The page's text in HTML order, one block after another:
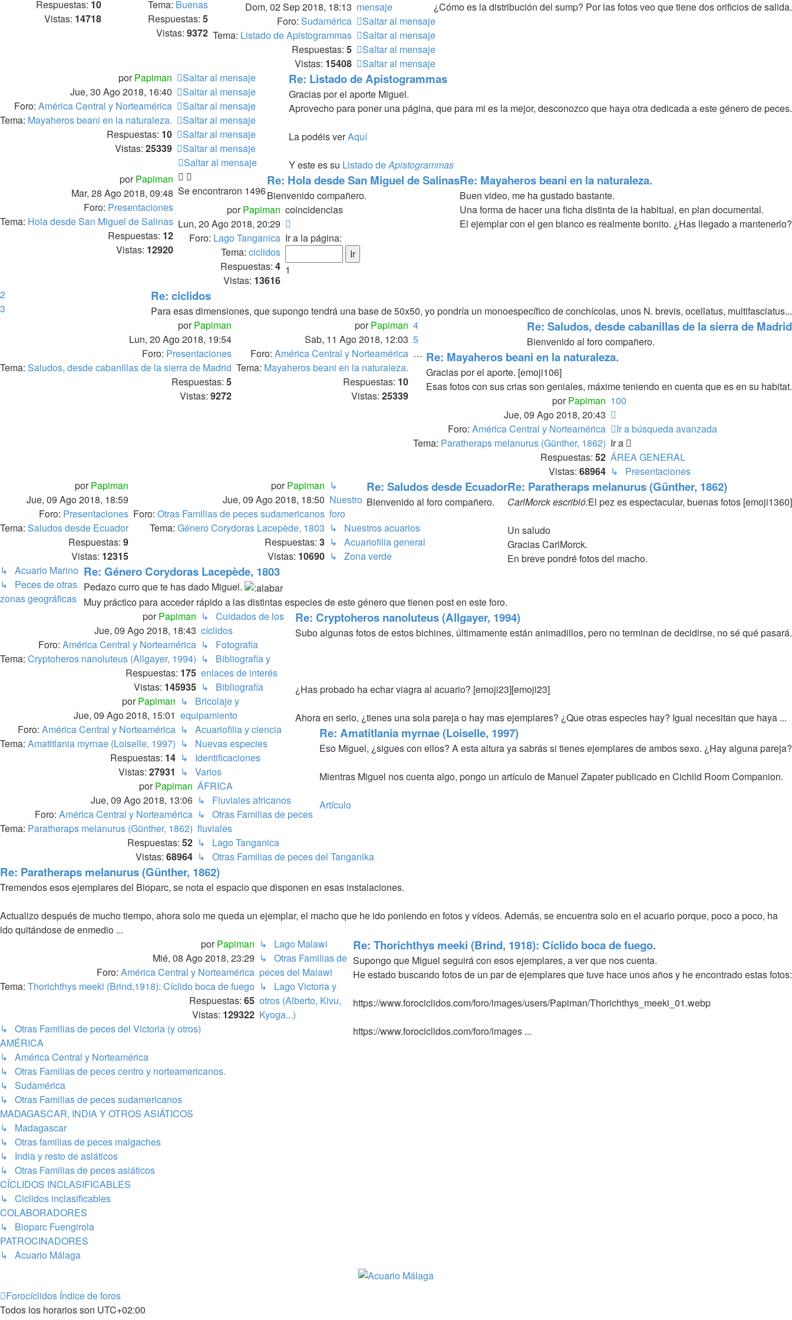
Respuestas: 10
Vistas: 14718
¿Cómo es la distribución del sump? Por las fotos veo que tiene dos orificios de salida.
Tema: Buenas
Respuestas: 5
Vistas: 9372
Dom, 02 Sep 2018, 18:13
Foro: Sudamérica
Tema: Listado de Apistogrammas
Respuestas: 5
Vistas: 15408
Re: Listado de Apistogrammas
Gracias por el aporte Miguel.
Aprovecho para poner una página, que para mi es la mejor, desconozco que haya otra dedicada a este género de peces.
La podéis verAquí
Y este es su Listado deApistogrammas
porPapiman
Jue, 30 Ago 2018, 16:40
Foro: América Central y Norteamérica
Tema: Mayaheros beani en la naturaleza.
Respuestas: 10
Vistas: 25339
Re: Mayaheros beani en la naturaleza.
Buen video, me ha gustado bastante.
Una forma de hacer una ficha distinta de la habitual, en plan documental.
El ejemplar con el gen blanco es realmente bonito. ¿Has llegado a mantenerlo?
mensaje
porPapiman
Mar, 28 Ago 2018, 09:48
Foro: Presentaciones
Tema: Hola desde San Miguel de Salinas
Respuestas: 12
Vistas: 12920
Re: Hola desde San Miguel de Salinas
Bienvenido compañero.
Saltar al mensaje
porPapiman
Lun, 20 Ago 2018, 20:29
Foro: Lago Tanganica
Tema: ciclidos
Respuestas: 4
Vistas: 13616
Re: ciclidos
Para esas dimensiones, que supongo tendrá una base de 50x50, yo pondría un monoespecífico de conchícolas, unos N. brevis, ocellatus, multifasciatus...
Saltar al mensaje
porPapiman
Lun, 20 Ago 2018, 19:54
Foro: Presentaciones
Tema: Saludos, desde cabanillas de la sierra de Madrid
Respuestas: 5
Vistas: 9272
Re: Saludos, desde cabanillas de la sierra de Madrid
Bienvenido al foro compañero.
Saltar al mensaje
porPapiman
Sab, 11 Ago 2018, 12:03
Foro: América Central y Norteamérica
Tema: Mayaheros beani en la naturaleza.
Respuestas: 10
Vistas: 25339
Re: Mayaheros beani en la naturaleza.
Gracias por el aporte. [emoji106]
Esas fotos con sus crias son geniales, máxime teniendo en cuenta que es en su habitat.
Saltar al mensaje
porPapiman
Jue, 09 Ago 2018, 20:43
Foro: América Central y Norteamérica
Tema: Paratheraps melanurus (Günther, 1862)
Respuestas: 52
Vistas: 68964
Re: Paratheraps melanurus (Günther, 1862)
CarlMorck escribió:El pez es espectacular, buenas fotos [emoji1360]
Un saludo
Gracias CarlMorck.
En breve pondré fotos del macho.
Saltar al mensaje
porPapiman
Jue, 09 Ago 2018, 18:59
Foro: Presentaciones
Tema: Saludos desde Ecuador
Respuestas: 9
Vistas: 12315
Re: Saludos desde Ecuador
Bienvenido al foro compañero.
Saltar al mensaje
porPapiman
Jue, 09 Ago 2018, 18:50
Foro: Otras Familias de peces sudamericanos
Tema: Género Corydoras Lacepède, 1803
Respuestas: 3
Vistas: 10690
Re: Género Corydoras Lacepède, 1803
Pedazo curro que te has dado Miguel.
Muy práctico para acceder rápido a las distintas especies de este género que tienen post en este foro.
Saltar al mensaje
porPapiman
Jue, 09 Ago 2018, 18:43
Foro: América Central y Norteamérica
Tema: Cryptoheros nanoluteus (Allgayer, 1994)
Respuestas: 175
Vistas: 145935
Re: Cryptoheros nanoluteus (Allgayer, 1994)
Subo algunas fotos de estos bichines, últimamente están animadillos, pero no terminan de decidirse, no sé qué pasará.
¿Has probado ha echar viagra al acuario? [emoji23][emoji23]
Ahora en serio, ¿tienes una sola pareja o hay mas ejemplares? ¿Que otras especies hay? Igual necesitan que haya ...
Saltar al mensaje
porPapiman
Jue, 09 Ago 2018, 15:01
Foro: América Central y Norteamérica
Tema: Amatitlania myrnae (Loiselle, 1997)
Respuestas: 14
Vistas: 27931
Re: Amatitlania myrnae (Loiselle, 1997)
Eso Miguel, ¿sigues con ellos? A esta altura ya sabrás si tienes ejemplares de ambos sexo. ¿Hay alguna pareja?
Mientras Miguel nos cuenta algo, pongo un artículo de Manuel Zapater publicado en Cichlid Room Companion.
Artículo
Saltar al mensaje
porPapiman
Jue, 09 Ago 2018, 13:06
Foro: América Central y Norteamérica
Tema: Paratheraps melanurus (Günther, 1862)
Respuestas: 52
Vistas: 68964
Re: Paratheraps melanurus (Günther, 1862)
Tremendos esos ejemplares del Bioparc, se nota el espacio que disponen en esas instalaciones.
Actualizo después de mucho tiempo, ahora solo me queda un ejemplar, el macho que he ido poniendo en fotos y vídeos. Además, se encuentra solo en el acuario porque, poco a poco, ha
ido quitándose de enmedio ...
Saltar al mensaje
porPapiman
Mié, 08 Ago 2018, 23:29
Foro: América Central y Norteamérica
Tema: Thorichthys meeki (Brind,1918): Cíclido boca de fuego
Respuestas: 65
Vistas: 129322
Re: Thorichthys meeki (Brind, 1918): Cíclido boca de fuego.
Supongo que Miguel seguirá con esos ejemplares, a ver que nos cuenta.
He estado buscando fotos de un par de ejemplares que tuve hace unos años y he encontrado estas fotos:
https://www.forociclidos.com/foro/images/users/Papiman/Thorichthys_meeki_01.webp
https://www.forociclidos.com/foro/images ...
Saltar al mensaje
Se encontraron 1496
coincidencias
1
100
Ir a la página:
1
2
3
4
5
…
100
Ir a búsqueda avanzada
Ir a
ÁREA GENERAL
↳ Presentaciones
↳
Nuestro
foro
↳ Nuestros acuarios
↳ Acuariofilia general
↳ Zona verde
↳ Acuario Marino
↳ Peces de otras
zonas geográficas
↳ Cuidados de los
cíclidos
↳ Fotografía
↳ Bibliografía y
enlaces de interés
↳ Bibliografía
↳ Bricolaje y
equipamiento
↳ Acuariofilia y ciencia
↳ Nuevas especies
↳ Identificaciones
↳ Varios
ÁFRICA
↳ Fluviales africanos
↳ Otras Familias de peces
fluviales
↳ Lago Tanganica
↳ Otras Familias de peces del Tanganika
↳ Lago Malawi
↳ Otras Familias de
peces del Malawi
↳ Lago Victoria y
otros (Alberto, Kivu,
Kyoga...)
↳ Otras Familias de peces del Victoria (y otros)
AMÉRICA
↳ América Central y Norteamérica
↳ Otras Familias de peces centro y norteamericanos.
↳ Sudamérica
↳ Otras Familias de peces sudamericanos
MADAGASCAR, INDIA Y OTROS ASIÁTICOS
↳ Madagascar
↳ Otras familias de peces malgaches
↳ India y resto de asiáticos
↳ Otras Familias de peces asiáticos
CÍCLIDOS INCLASIFICABLES
↳ Ciclidos inclasificables
COLABORADORES
↳ Bioparc Fuengirola
PATROCINADORES
↳ Acuario Málaga
Forocíclidos Índice de foros
Todos los horarios son UTC+02:00